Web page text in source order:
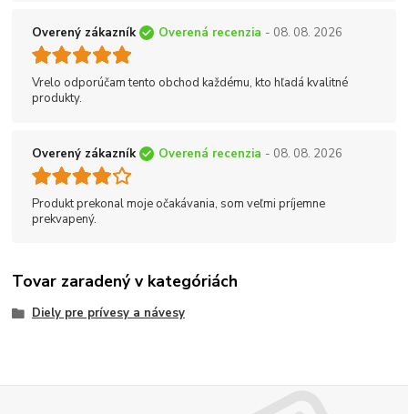
Overený zákazník Overená recenzia - 08. 08. 2026
Vrelo odporúčam tento obchod každému, kto hľadá kvalitné
produkty.
Overený zákazník Overená recenzia - 08. 08. 2026
Produkt prekonal moje očakávania, som veľmi príjemne
prekvapený.
Tovar zaradený v kategóriách
Diely pre prívesy a návesy